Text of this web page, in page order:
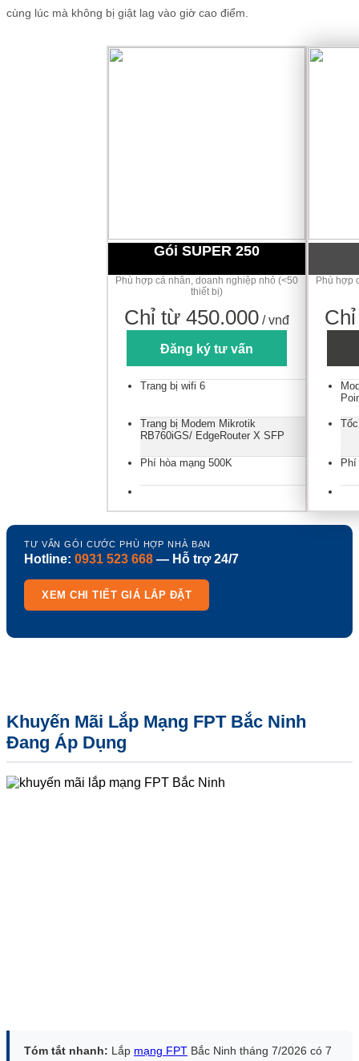
cùng lúc mà không bị giật lag vào giờ cao điểm.
Gói SUPER 250
Phù hợp cá nhân, doanh nghiệp nhỏ (<50
thiết bị)
Chỉ từ 450.000 / vnđ
Đăng ký tư vấn
Trang bị wifi 6
Trang bị Modem Mikrotik
RB760iGS/ EdgeRouter X SFP
Phí hòa mạng 500K
Phù hợp
Phí
TƯ VẤN GÓI CƯỚC PHÙ HỢP NHÀ BẠN
Hotline: 0931 523 668 — Hỗ trợ 24/7
XEM CHI TIẾT GIÁ LẮP ĐẶT
Khuyến Mãi Lắp Mạng FPT Bắc Ninh
Đang Áp Dụng
Tóm tắt nhanh: Lắp mạng FPT Bắc Ninh tháng 7/2026 có 7